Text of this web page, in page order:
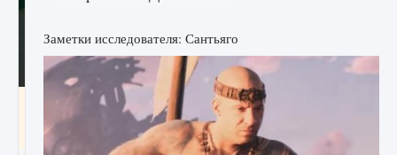
Как включить чат в Fortnite
1 335 0
Заметки исследователя: Сантьяго